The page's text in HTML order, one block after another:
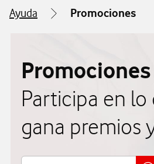
Mi
Ayuda Promociones
Promociones
Participa en
gana premios